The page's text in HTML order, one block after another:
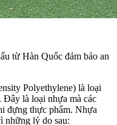
từ Hàn Quốc đảm bảo an
Polyethylene) là loại
Đây là loại nhựa mà các
đựng thực phẩm. Nhựa
những lý do sau: